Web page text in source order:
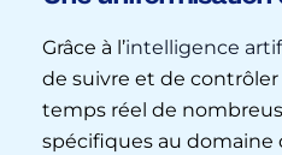
Grâce à l’intelligence
de suivre et de
temps réel de
spécifiques au domaine